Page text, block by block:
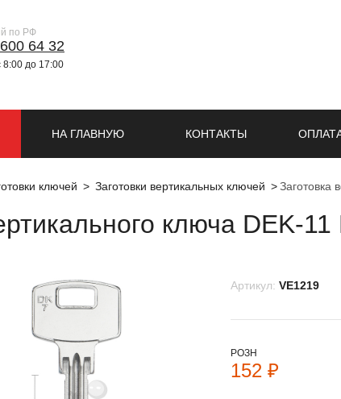
по РФ
64 32
до 17:00
НА ГЛАВНУЮ КОНТАКТЫ
ключей Заготовки вертикальных ключей Заготовка
ключа DEK-
Артикул: VE1219
РОЗН
152 ₽